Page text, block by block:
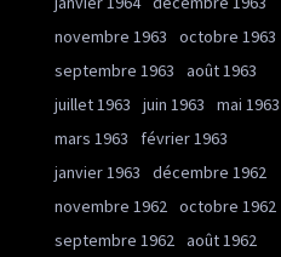
novembre 1963
octobre 1963
septembre 1963
août 1963
juillet 1963
juin 1963
mai 1963
mars 1963
février 1963
janvier 1963
décembre 1962
novembre 1962 octobre 1962
septembre 1962 août 1962